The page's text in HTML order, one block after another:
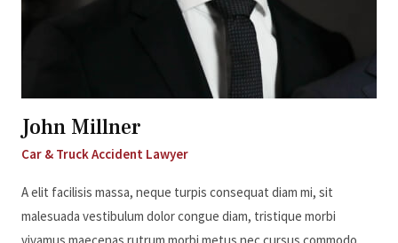
John Millner
Car & Truck Accident Lawyer
A elit facilisis massa, neque turpis consequat diam mi, sit
malesuada vestibulum dolor congue diam, tristique morbi